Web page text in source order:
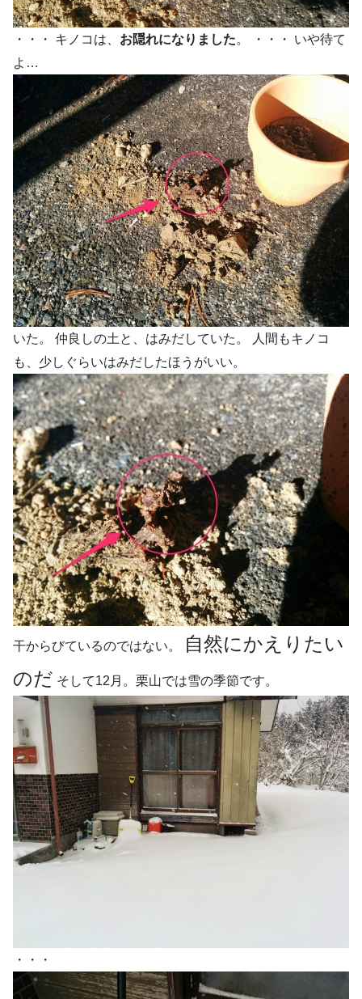
・・・ キノコは、 お隠れになりました。 ・・・ いや待て
よ…
いた。 仲良しの土と、はみだしていた。 人間もキノコ
も、少しぐらいはみだしたほうがいい。
干からびているのではない。
自然にかえりたい
のだ そして12月。栗山では雪の季節です。
・・・